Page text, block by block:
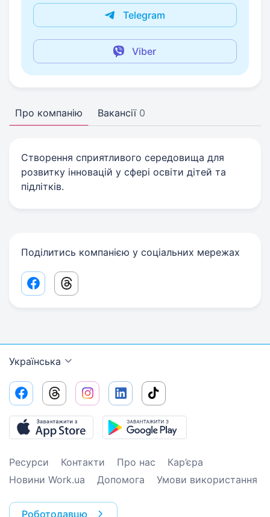
Telegram
Viber
Про компанію Вакансії 0
Створення сприятливого середовища для
розвитку інновацій у сфері освіти дітей та
підлітків.
Поділитись компанією у соціальних мережах
Facebook share link
Threads share link
Українська
Ресурси Контакти Про нас
Кар’єра
Новини Work.ua
Допомога Умови використання
Роботодавцю